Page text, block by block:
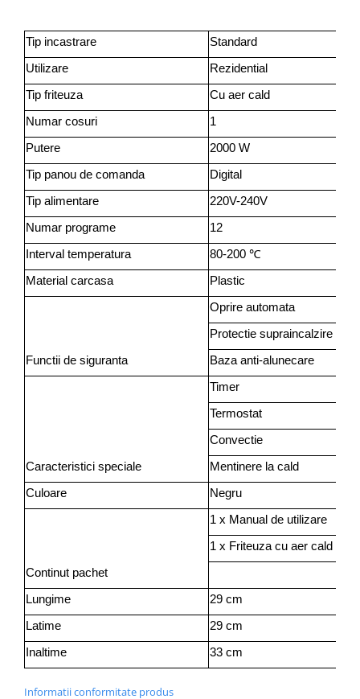
Aparate foto DSLR
Aparate foto Mirrorless
Carduri memorie
Obiective
Audio
Boxe portabile
Caști
MP3/MP4 playere
Radio
Sisteme audio
Soundbar
Auto
Camere auto
Baterii
Camere video sport
Caști
Birouri gaming
Console Hardware
Ochelari VR Gaming
Scaune gaming
Console Jocuri
Tip incastrare Standard
Utilizare Rezidential
Tip friteuza Cu aer cald
Numar cosuri 1
Putere 2000 W
Tip panou de comanda Digital
Tip alimentare 220V-240V
Numar programe 12
Interval temperatura 80-200 ℃
Material carcasa Plastic
Functii de siguranta
Oprire automata
Protectie supraincalzire
Baza anti-alunecare
Caracteristici speciale
Timer
Termostat
Convectie
Mentinere la cald
Culoare Negru
Continut pachet
1 x Manual de utilizare
1 x Friteuza cu aer cald
Lungime 29 cm
Latime 29 cm
Inaltime 33 cm
Informatii conformitate produs